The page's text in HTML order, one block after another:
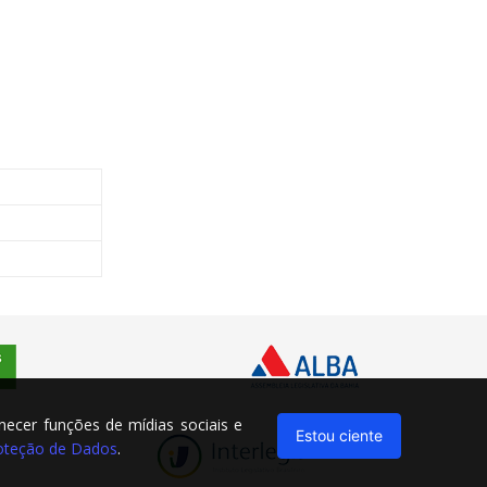
funções de mídias sociais e
de Dados.
Estou ciente